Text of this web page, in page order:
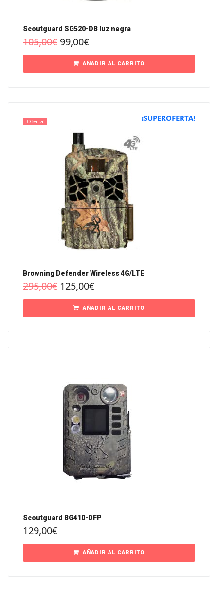
Scoutguard SG520-DB luz negra
105,00€ 99,00€
AÑADIR AL CARRITO
¡Oferta! ¡SUPEROFERTA!
Browning Defender Wireless 4G/LTE
295,00€ 125,00€
AÑADIR AL CARRITO
Scoutguard BG410-DFP
129,00€
AÑADIR AL CARRITO